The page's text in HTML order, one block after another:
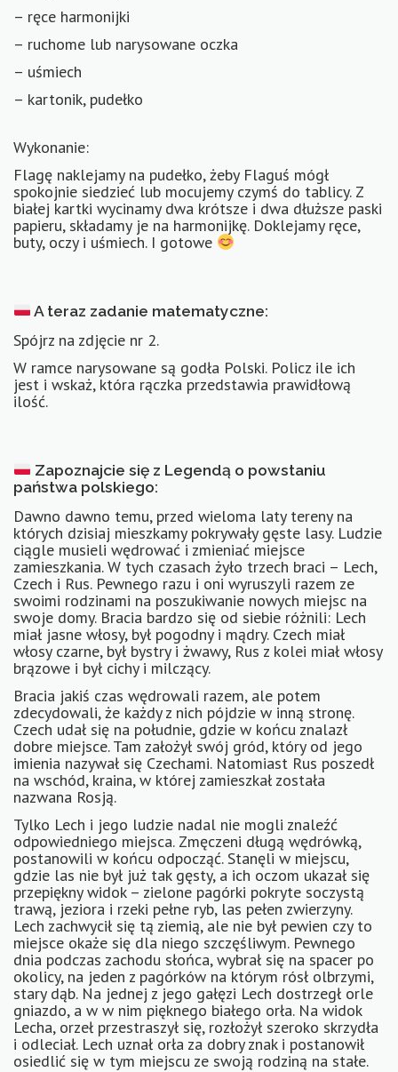
– ręce harmonijki
– ruchome lub narysowane oczka
– uśmiech
– kartonik, pudełko
Wykonanie:
Flagę naklejamy na pudełko, żeby Flaguś mógł
spokojnie siedzieć lub mocujemy czymś do tablicy. Z
białej kartki wycinamy dwa krótsze i dwa dłuższe paski
papieru, składamy je na harmonijkę. Doklejamy ręce,
buty, oczy i uśmiech. I gotowe
A teraz zadanie matematyczne:
Spójrz na zdjęcie nr 2.
W ramce narysowane są godła Polski. Policz ile ich
jest i wskaż, która rączka przedstawia prawidłową
ilość.
Zapoznajcie się z Legendą o powstaniu
państwa polskiego:
Dawno dawno temu, przed wieloma laty tereny na
których dzisiaj mieszkamy pokrywały gęste lasy. Ludzie
ciągle musieli wędrować i zmieniać miejsce
zamieszkania. W tych czasach żyło trzech braci – Lech,
Czech i Rus. Pewnego razu i oni wyruszyli razem ze
swoimi rodzinami na poszukiwanie nowych miejsc na
swoje domy. Bracia bardzo się od siebie różnili: Lech
miał jasne włosy, był pogodny i mądry. Czech miał
włosy czarne, był bystry i żwawy, Rus z kolei miał włosy
brązowe i był cichy i milczący.
Bracia jakiś czas wędrowali razem, ale potem
zdecydowali, że każdy z nich pójdzie w inną stronę.
Czech udał się na południe, gdzie w końcu znalazł
dobre miejsce. Tam założył swój gród, który od jego
imienia nazywał się Czechami. Natomiast Rus poszedł
na wschód, kraina, w której zamieszkał została
nazwana Rosją.
Tylko Lech i jego ludzie nadal nie mogli znaleźć
odpowiedniego miejsca. Zmęczeni długą wędrówką,
postanowili w końcu odpocząć. Stanęli w miejscu,
gdzie las nie był już tak gęsty, a ich oczom ukazał się
przepiękny widok – zielone pagórki pokryte soczystą
trawą, jeziora i rzeki pełne ryb, las pełen zwierzyny.
Lech zachwycił się tą ziemią, ale nie był pewien czy to
miejsce okaże się dla niego szczęśliwym. Pewnego
dnia podczas zachodu słońca, wybrał się na spacer po
okolicy, na jeden z pagórków na którym rósł olbrzymi,
stary dąb. Na jednej z jego gałęzi Lech dostrzegł orle
gniazdo, a w w nim pięknego białego orła. Na widok
Lecha, orzeł przestraszył się, rozłożył szeroko skrzydła
i odleciał. Lech uznał orła za dobry znak i postanowił
osiedlić się w tym miejscu ze swoją rodziną na stałe.